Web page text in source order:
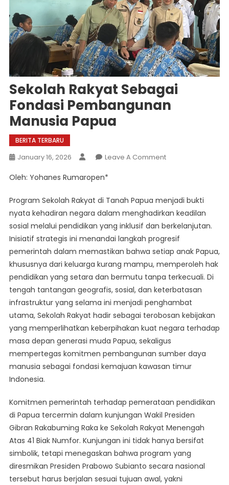
Sekolah Rakyat Sebagai
Fondasi Pembangunan
Manusia Papua
BERITA TERBARU
January 16, 2026 Leave A CommentOn
Fondasi
Pembangunan
Manusia
Papua
Oleh: Yohanes Rumaropen*
Program Sekolah Rakyat di Tanah Papua menjadi bukti
nyata kehadiran negara dalam menghadirkan keadilan
sosial melalui pendidikan yang inklusif dan berkelanjutan.
Inisiatif strategis ini menandai langkah progresif
pemerintah dalam memastikan bahwa setiap anak Papua,
khususnya dari keluarga kurang mampu, memperoleh hak
pendidikan yang setara dan bermutu tanpa terkecuali. Di
tengah tantangan geografis, sosial, dan keterbatasan
infrastruktur yang selama ini menjadi penghambat
utama, Sekolah Rakyat hadir sebagai terobosan kebijakan
yang memperlihatkan keberpihakan kuat negara terhadap
masa depan generasi muda Papua, sekaligus
mempertegas komitmen pembangunan sumber daya
manusia sebagai fondasi kemajuan kawasan timur
Indonesia.
Komitmen pemerintah terhadap pemerataan pendidikan
di Papua tercermin dalam kunjungan Wakil Presiden
Gibran Rakabuming Raka ke Sekolah Rakyat Menengah
Atas 41 Biak Numfor. Kunjungan ini tidak hanya bersifat
simbolik, tetapi menegaskan bahwa program yang
diresmikan Presiden Prabowo Subianto secara nasional
tersebut harus berjalan sesuai tujuan awal, yakni